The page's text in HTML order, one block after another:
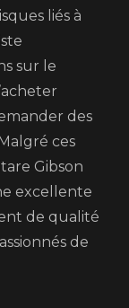
liés à
sur le
des
ces
Gibson
excellente
de qualité
de